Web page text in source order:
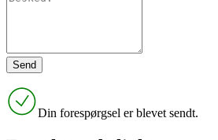
Din forespørgsel er blevet sendt.